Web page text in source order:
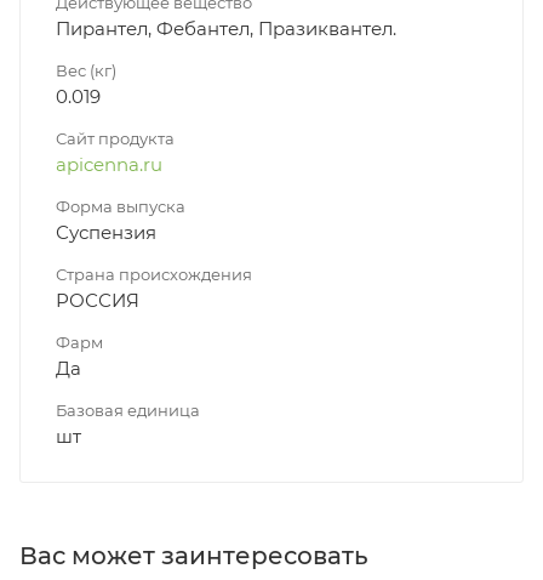
Пирантел, Фебантел, Празиквантел.
Вес (кг)
0.019
Сайт продукта
apicenna.ru
Форма выпуска
Суспензия
Страна происхождения
РОССИЯ
Фарм
Да
Базовая единица
шт
Вас может заинтересовать